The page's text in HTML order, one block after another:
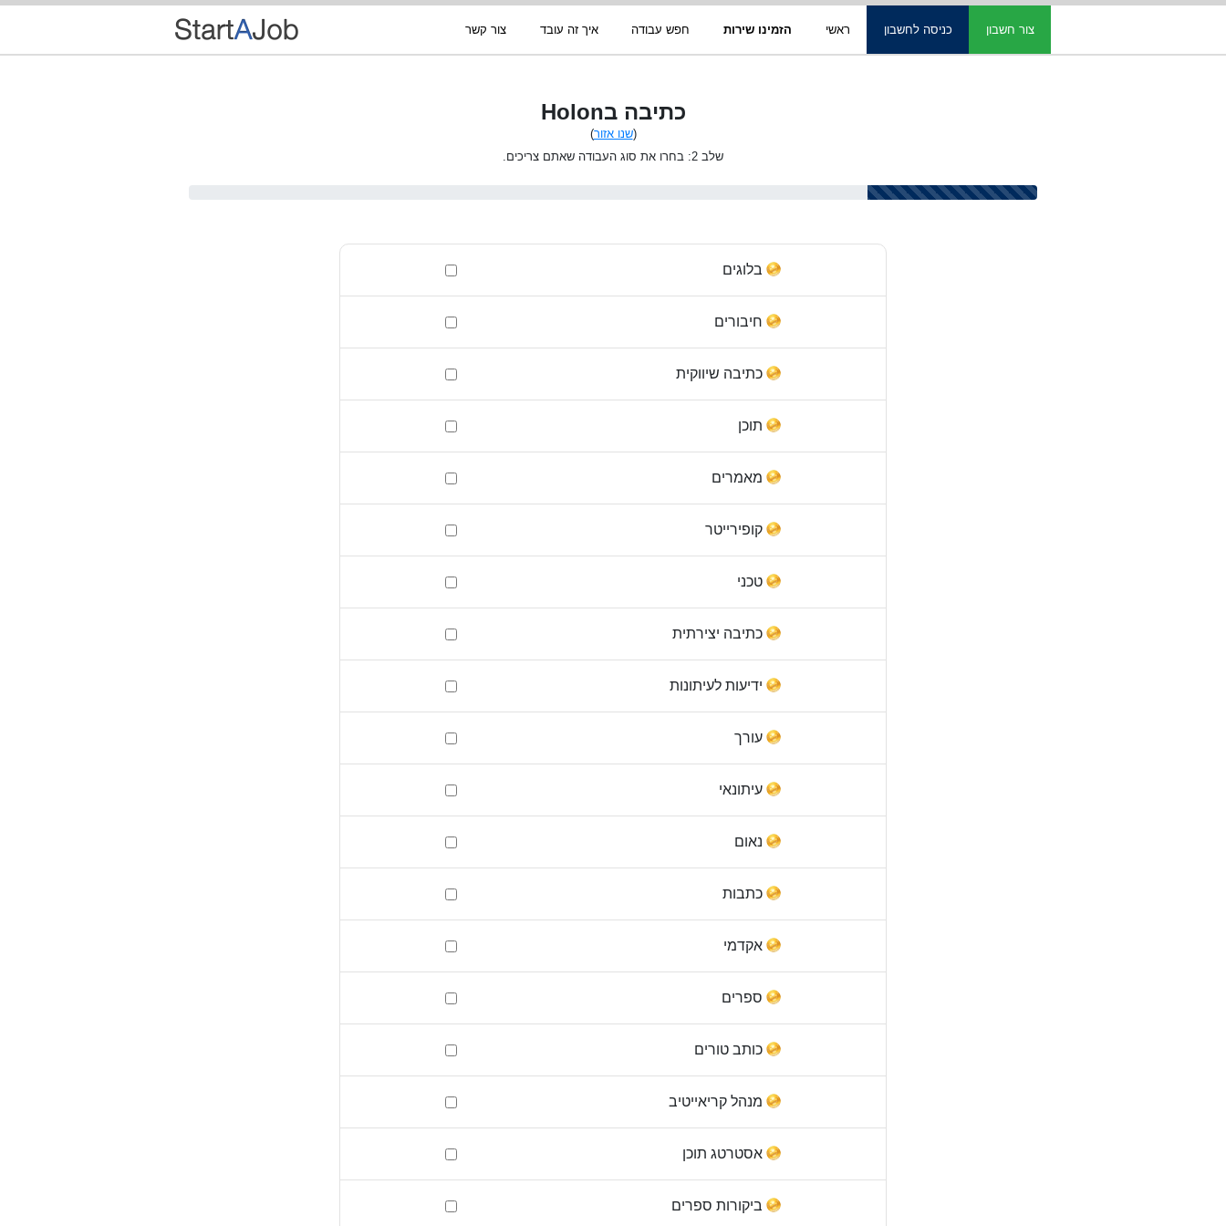
צור חשבון כניסה לחשבון ראשי הזמינו שירות חפש עבודה איך זה עובד צור קשר
כתיבה בHolon
(שנו אזור)
שלב 2: בחרו את סוג העבודה שאתם צריכים.
בלוגים
חיבורים
כתיבה שיווקית
תוכן
מאמרים
קופירייטר
טכני
כתיבה יצירתית
ידיעות לעיתונות
עורך
עיתונאי
נאום
כתבות
אקדמי
ספרים
כותב טורים
מנהל קריאייטיב
אסטרטג תוכן
ביקורות ספרים